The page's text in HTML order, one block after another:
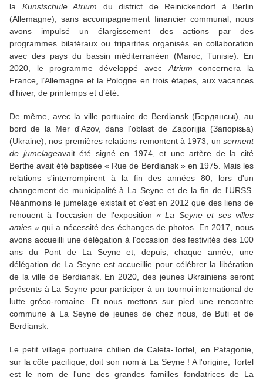
la Kunstschule Atrium du district de Reinickendorf à Berlin
(Allemagne), sans accompagnement financier communal, nous
avons impulsé un élargissement des actions par des
programmes bilatéraux ou tripartites organisés en collaboration
avec des pays du bassin méditerranéen (Maroc, Tunisie). En
2020, le programme développé avec Atriumconcernera la
France, l’Allemagne et la Pologne en trois étapes, aux vacances
d'hiver, de printemps et d’été.
De même, avec la ville portuaire de Berdiansk (Бердянськ), au
bord de la Mer d'Azov, dans l'oblast de Zaporijjia (Запорізьа)
(Ukraine), nos premières relations remontent à 1973, un serment
de jumelageavait été signé en 1974, et une artère de la cité
Berthe avait été baptisée « Rue de Berdiansk » en 1975. Mais les
relations s'interrompirent à la fin des années 80, lors d'un
changement de municipalité à La Seyne et de la fin de l'URSS.
Néanmoins le jumelage existait et c'est en 2012 que des liens de
renouent à l'occasion de l'exposition « La Seyne et ses villes
amies »qui a nécessité des échanges de photos. En 2017, nous
avons accueilli une délégation à l'occasion des festivités des 100
ans du Pont de La Seyne et, depuis, chaque année, une
délégation de La Seyne est accueillie pour célébrer la libération
de la ville de Berdiansk. En 2020, des jeunes Ukrainiens seront
présents à La Seyne pour participer à un tournoi international de
lutte gréco-romaine. Et nous mettons sur pied une rencontre
commune à La Seyne de jeunes de chez nous, de Buti et de
Berdiansk.
Le petit village portuaire chilien de Caleta-Tortel, en Patagonie,
sur la côte pacifique, doit son nom à La Seyne ! A l'origine, Tortel
est le nom de l'une des grandes familles fondatrices de La